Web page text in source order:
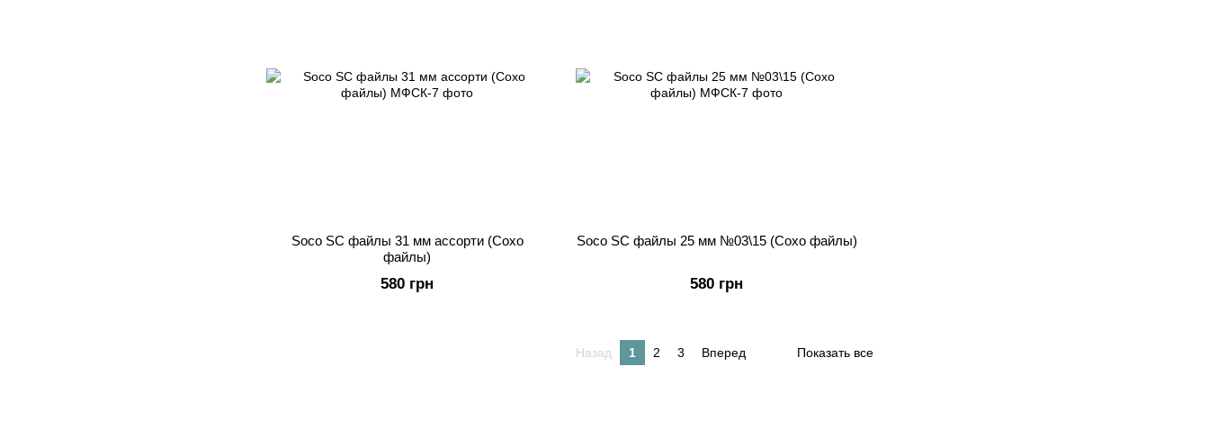
Soco SC файлы 31 мм ассорти (Сохо
файлы)
580 грн
Soco SC файлы 25 мм №03\15 (Сохо файлы)
580 грн
Назад 1 2 3 Вперед Показать все